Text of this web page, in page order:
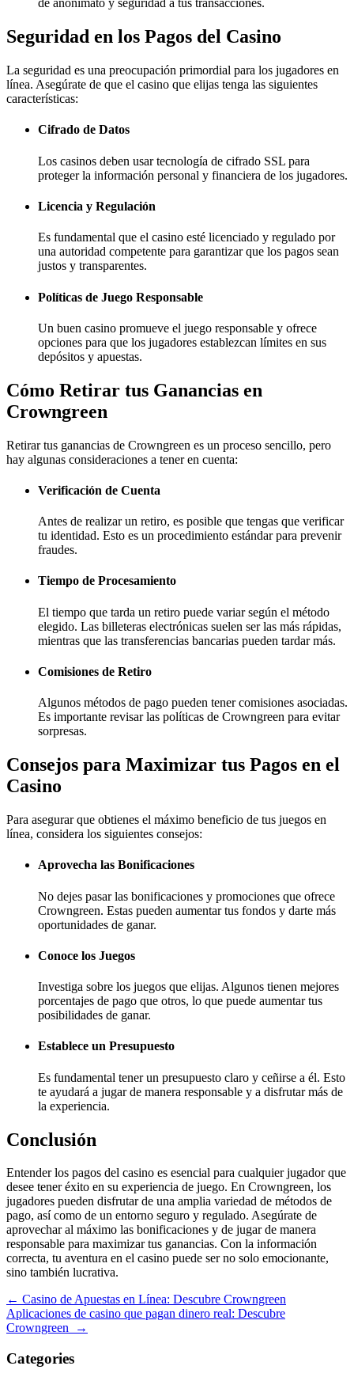
de anonimato y seguridad a tus transacciones.
Seguridad en los Pagos del Casino
La seguridad es una preocupación primordial para los jugadores en
línea. Asegúrate de que el casino que elijas tenga las siguientes
características:
Cifrado de Datos
Los casinos deben usar tecnología de cifrado SSL para
proteger la información personal y financiera de los jugadores.
Licencia y Regulación
Es fundamental que el casino esté licenciado y regulado por
una autoridad competente para garantizar que los pagos sean
justos y transparentes.
Políticas de Juego Responsable
Un buen casino promueve el juego responsable y ofrece
opciones para que los jugadores establezcan límites en sus
depósitos y apuestas.
Cómo Retirar tus Ganancias en
Crowngreen
Retirar tus ganancias de Crowngreen es un proceso sencillo, pero
hay algunas consideraciones a tener en cuenta:
Verificación de Cuenta
Antes de realizar un retiro, es posible que tengas que verificar
tu identidad. Esto es un procedimiento estándar para prevenir
fraudes.
Tiempo de Procesamiento
El tiempo que tarda un retiro puede variar según el método
elegido. Las billeteras electrónicas suelen ser las más rápidas,
mientras que las transferencias bancarias pueden tardar más.
Comisiones de Retiro
Algunos métodos de pago pueden tener comisiones asociadas.
Es importante revisar las políticas de Crowngreen para evitar
sorpresas.
Consejos para Maximizar tus Pagos en el
Casino
Para asegurar que obtienes el máximo beneficio de tus juegos en
línea, considera los siguientes consejos:
Aprovecha las Bonificaciones
No dejes pasar las bonificaciones y promociones que ofrece
Crowngreen. Estas pueden aumentar tus fondos y darte más
oportunidades de ganar.
Conoce los Juegos
Investiga sobre los juegos que elijas. Algunos tienen mejores
porcentajes de pago que otros, lo que puede aumentar tus
posibilidades de ganar.
Establece un Presupuesto
Es fundamental tener un presupuesto claro y ceñirse a él. Esto
te ayudará a jugar de manera responsable y a disfrutar más de
la experiencia.
Conclusión
Entender los pagos del casino es esencial para cualquier jugador que
desee tener éxito en su experiencia de juego. En Crowngreen, los
jugadores pueden disfrutar de una amplia variedad de métodos de
pago, así como de un entorno seguro y regulado. Asegúrate de
aprovechar al máximo las bonificaciones y de jugar de manera
responsable para maximizar tus ganancias. Con la información
correcta, tu aventura en el casino puede ser no solo emocionante,
sino también lucrativa.
Navegación
de
← Casino de Apuestas en Línea: Descubre Crowngreen
Aplicaciones de casino que pagan dinero real: Descubre
Crowngreen
→
Categories